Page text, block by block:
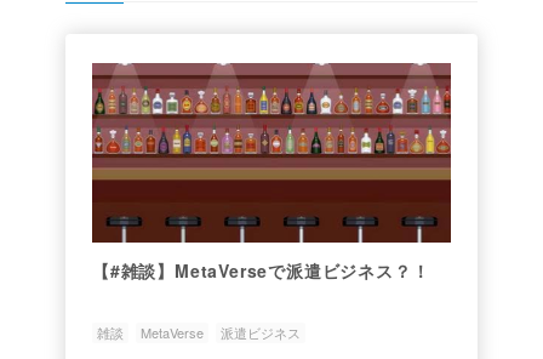
【#雑談】MetaVerseで派遣ビジネス？！
雑談 MetaVerse 派遣ビジネス